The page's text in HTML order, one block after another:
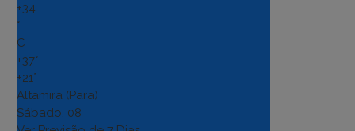
+34
°
C
+37°
+21°
Altamira (Para)
Sábado, 08